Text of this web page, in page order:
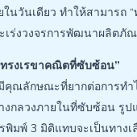
นวันเดียว ทำให้สามารถ
ะเร่งวงจรการพัฒนาผลิต
รงเรขาคณิตที่ซับซ้อน”
ณลักษณะที่ยากต่อการทำ
งกลวงภายในที่ซับซ้อน รู
มพ์ 3 มิติแทบจะเป็นทางเ